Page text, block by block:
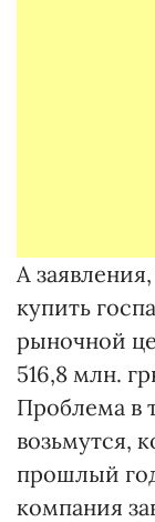
А
купить
рыночной
516,8 млн.
Проблема в
возьмутся,
прошлый
компания